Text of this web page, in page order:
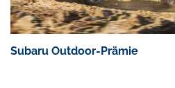
Subaru Outdoor-Prämie